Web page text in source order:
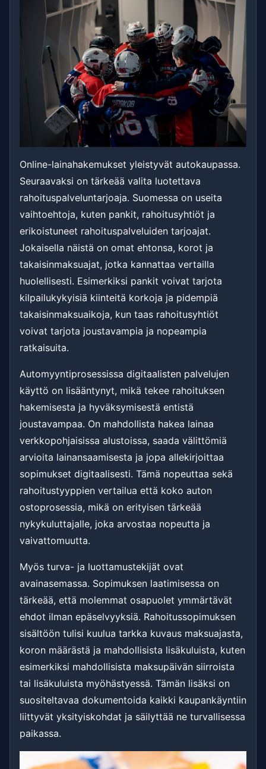
Online-lainahakemukset yleistyvät autokaupassa.
Seuraavaksi on tärkeää valita luotettava
rahoituspalveluntarjoaja. Suomessa on useita
vaihtoehtoja, kuten pankit, rahoitusyhtiöt ja
erikoistuneet rahoituspalveluiden tarjoajat.
Jokaisella näistä on omat ehtonsa, korot ja
takaisinmaksuajat, jotka kannattaa vertailla
huolellisesti. Esimerkiksi pankit voivat tarjota
kilpailukykyisiä kiinteitä korkoja ja pidempiä
takaisinmaksuaikoja, kun taas rahoitusyhtiöt
voivat tarjota joustavampia ja nopeampia
ratkaisuita.
Automyyntiprosessissa digitaalisten palvelujen
käyttö on lisääntynyt, mikä tekee rahoituksen
hakemisesta ja hyväksymisestä entistä
joustavampaa. On mahdollista hakea lainaa
verkkopohjaisissa alustoissa, saada välittömiä
arvioita lainansaamisesta ja jopa allekirjoittaa
sopimukset digitaalisesti. Tämä nopeuttaa sekä
rahoitustyyppien vertailua että koko auton
ostoprosessia, mikä on erityisen tärkeää
nykykuluttajalle, joka arvostaa nopeutta ja
vaivattomuutta.
Myös turva- ja luottamustekijät ovat
avainasemassa. Sopimuksen laatimisessa on
tärkeää, että molemmat osapuolet ymmärtävät
ehdot ilman epäselvyyksiä. Rahoitussopimuksen
sisältöön tulisi kuulua tarkka kuvaus maksuajasta,
koron määrästä ja mahdollisista lisäkuluista, kuten
esimerkiksi mahdollisista maksupäivän siirroista
tai lisäkuluista myöhästyessä. Tämän lisäksi on
suositeltavaa dokumentoida kaikki kaupankäyntiin
liittyvät yksityiskohdat ja säilyttää ne turvallisessa
paikassa.